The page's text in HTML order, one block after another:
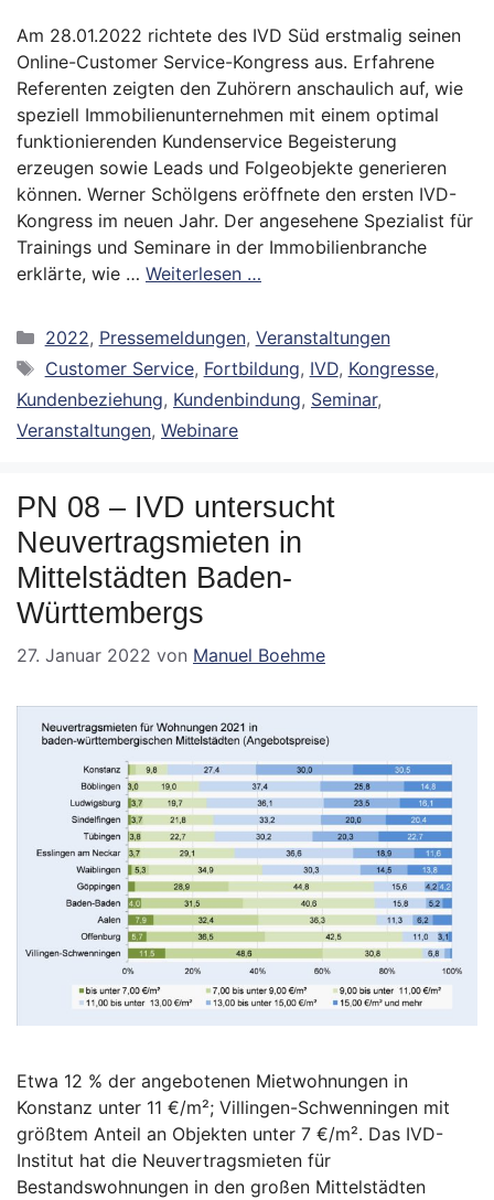
Am 28.01.2022 richtete des IVD Süd erstmalig seinen
Online-Customer Service-Kongress aus. Erfahrene
Referenten zeigten den Zuhörern anschaulich auf, wie
speziell Immobilienunternehmen mit einem optimal
funktionierenden Kundenservice Begeisterung
erzeugen sowie Leads und Folgeobjekte generieren
können. Werner Schölgens eröffnete den ersten IVD-
Kongress im neuen Jahr. Der angesehene Spezialist für
Trainings und Seminare in der Immobilienbranche
erklärte, wie … Weiterlesen …
Kategorien
2022, Pressemeldungen, Veranstaltungen
Schlagwörter
Customer Service, Fortbildung, IVD, Kongresse,
Kundenbeziehung, Kundenbindung, Seminar,
Veranstaltungen, Webinare
PN 08 – IVD untersucht
Neuvertragsmieten in
Mittelstädten Baden-
Württembergs
27. Januar 2022 von Manuel Boehme
Etwa 12 % der angebotenen Mietwohnungen in
Konstanz unter 11 €/m²; Villingen-Schwenningen mit
größtem Anteil an Objekten unter 7 €/m². Das IVD-
Institut hat die Neuvertragsmieten für
Bestandswohnungen in den großen Mittelstädten